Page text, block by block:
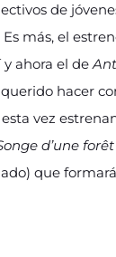
de
más, el
y ahora el de
hacer
vez
d’une
que